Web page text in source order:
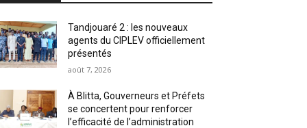
Tandjouaré 2 : les nouveaux
agents du CIPLEV officiellement
présentés
août 7, 2026
À Blitta, Gouverneurs et Préfets
se concertent pour renforcer
l’efficacité de l’administration